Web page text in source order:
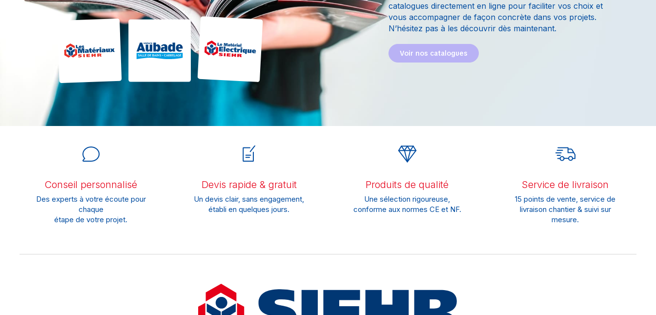
catalogues directement en ligne pour faciliter vos choix et
vous accompagner de façon concrète dans vos projets.
N’hésitez pas à les découvrir dès maintenant.
Voir nos catalogues
Conseil personnalisé
Des experts à votre écoute pour
chaque
étape de votre projet.
Devis rapide & gratuit
Un devis clair, sans engagement,
établi en quelques jours.
Produits de qualité
Une sélection rigoureuse,
conforme aux normes CE et NF.
Service de livraison
15 points de vente, service de
livraison chantier & suivi sur
mesure.